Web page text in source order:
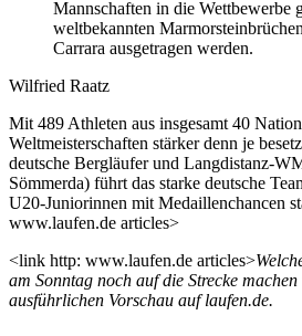
Mannschaften in die Wettbewerbe
weltbekannten
Carrara ausgetragen werden.
Wilfried Raatz
Mit 489 Athleten aus insgesamt 40
Weltmeisterschaften stärker denn je
deutsche Bergläufer und Langdistanz-
Sömmerda) führt das starke deutsche
U20-Juniorinnen mit Medaillenchancen
www.laufen.de articles>
<link http: www.laufen.de articles>
am Sonntag noch auf die Strecke
ausführlichen Vorschau auf laufen.de.